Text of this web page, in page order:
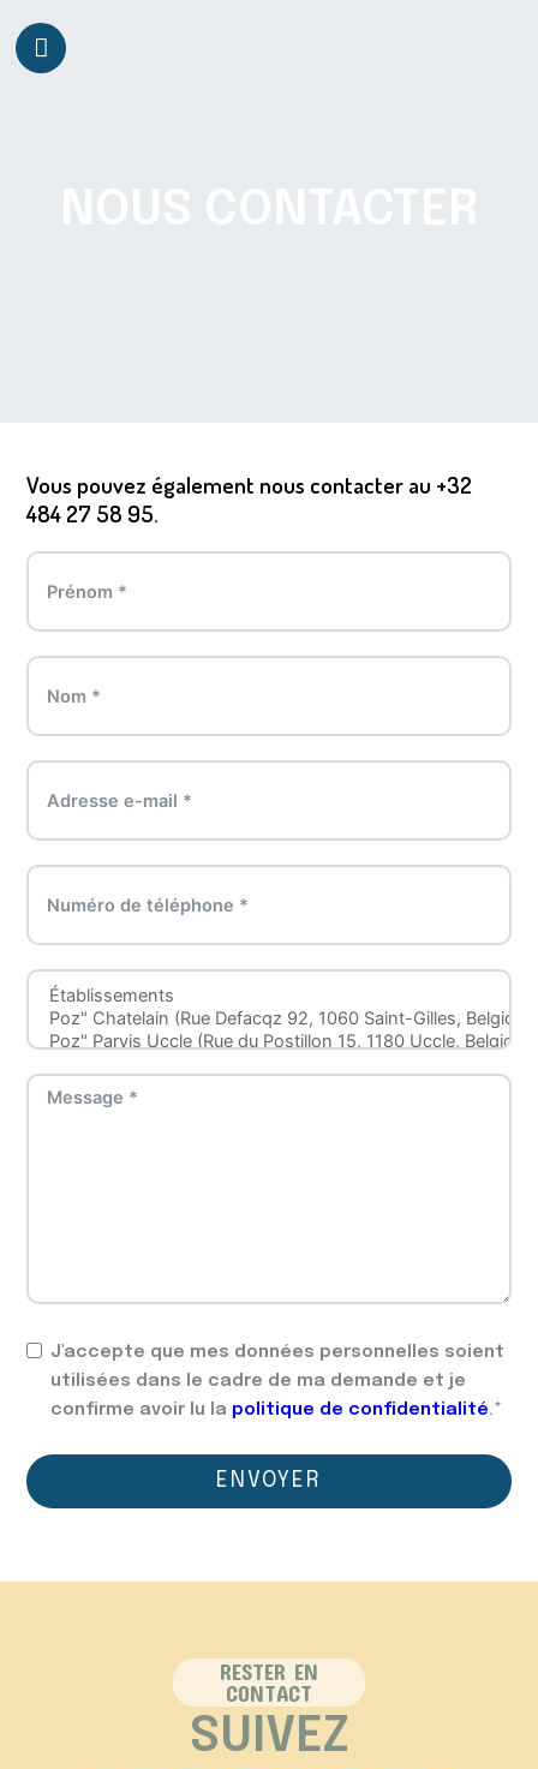
to
content
Vous pouvez également nous contacter au +32
484 27 58 95.
J'accepte que mes données personnelles soient
utilisées dans le cadre de ma demande et je
confirme avoir lu la politique de confidentialité.*
ENVOYER
RESTER EN
CONTACT
SUIVEZ